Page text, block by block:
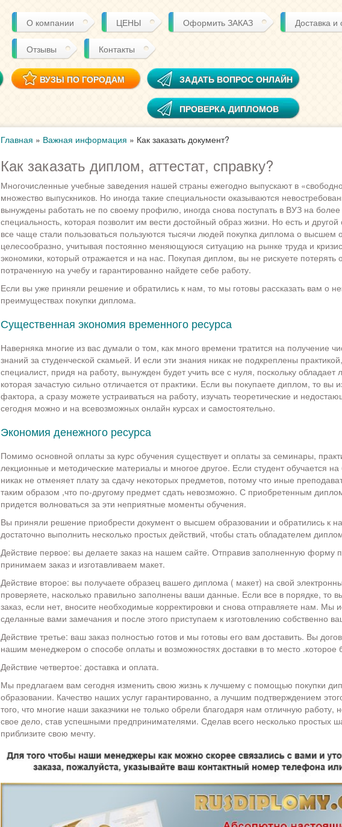
О компании ЦЕНЫ Оформить ЗАКАЗ Доставка и
Отзывы Контакты
ВУЗЫ ПО ГОРОДАМ ЗАДАТЬ ВОПРОС ОНЛАЙН
ПРОВЕРКА ДИПЛОМОВ
Главная » Важная информация » Как заказать документ?
Как заказать диплом, аттестат, справку?
Многочисленные учебные заведения нашей страны ежегодно выпускают в
множество выпускников. Но иногда такие специальности оказываются
вынуждены работать не по своему профилю, иногда снова поступать в ВУЗ на
специальность, которая позволит им вести достойный образ жизни. Но есть и
все чаще стали пользоваться пользуются тысячи людей покупка диплома о высшем
целесообразно, учитывая постоянно меняющуюся ситуацию на рынке труда и
экономики, который отражается и на нас. Покупая диплом, вы не рискуете
потраченную на учебу и гарантированно найдете себе работу.
Если вы уже приняли решение и обратились к нам, то мы готовы рассказать вам о
преимуществах покупки диплома.
Существенная экономия временного ресурса
Наверняка многие из вас думали о том, как много времени тратится на получение
знаний за студенческой скамьей. И если эти знания никак не подкреплены
специалист, придя на работу, вынужден будет учить все с нуля, поскольку обладает
которая зачастую сильно отличается от практики. Если вы покупаете диплом, то вы
фактора, а сразу можете устраиваться на работу, изучать теоретические и
сегодня можно и на всевозможных онлайн курсах и самостоятельно.
Экономия денежного ресурса
Помимо основной оплаты за курс обучения существует и оплаты за семинары,
лекционные и методические материалы и многое другое. Если студент обучается
никак не отменяет плату за сдачу некоторых предметов, потому что иные
таким образом ,что по-другому предмет сдать невозможно. С приобретенным
придется волноваться за эти неприятные моменты обучения.
Вы приняли решение приобрести документ о высшем образовании и обратились к
достаточно выполнить несколько простых действий, чтобы стать обладателем
Действие первое: вы делаете заказ на нашем сайте. Отправив заполненную форму
принимаем заказ и изготавливаем макет.
Действие второе: вы получаете образец вашего диплома ( макет) на свой
проверяете, насколько правильно заполнены ваши данные. Если все в порядке, то
заказ, если нет, вносите необходимые корректировки и снова отправляете нам. Мы
сделанные вами замечания и после этого приступаем к изготовлению собственно
Действие третье: ваш заказ полностью готов и мы готовы его вам доставить. Вы
нашим менеджером о способе оплаты и возможностях доставки в то место .которое
Действие четвертое: доставка и оплата.
Мы предлагаем вам сегодня изменить свою жизнь к лучшему с помощью покупки
образовании. Качество наших услуг гарантированно, а лучшим подтверждением
того, что многие наши заказчики не только обрели благодаря нам отличную работу,
свое дело, став успешными предпринимателями. Сделав всего несколько простых
приблизите свою мечту.